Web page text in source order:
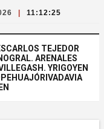
11:12:25
CARLOS TEJEDOR
GRAL. ARENALES
H. YRIGOYEN
PEHUAJÓ RIVADAVIA